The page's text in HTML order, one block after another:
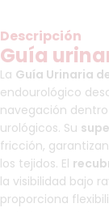
Descripción
Guía
La Guía Urinaria
endourológico
navegación
urológicos. Su
fricción,
los tejidos. El
la visibilidad bajo
proporciona